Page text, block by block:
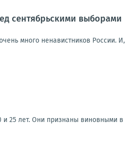
сентябрьскими выборами
много ненавистников России. И,
и 25 лет. Они признаны виновными в